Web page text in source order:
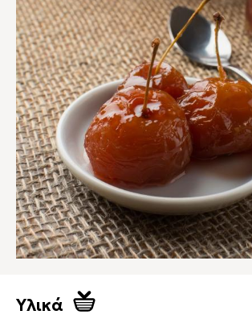
Υλικά